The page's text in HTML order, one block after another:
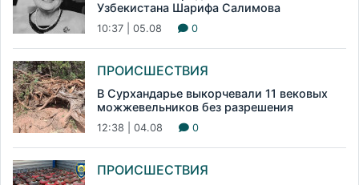
Узбекистана Шарифа Салимова
10:37 | 05.08 0
ПРОИСШЕСТВИЯ
В Сурхандарье выкорчевали 11 вековых
можжевельников без разрешения
12:38 | 04.08 0
ПРОИСШЕСТВИЯ